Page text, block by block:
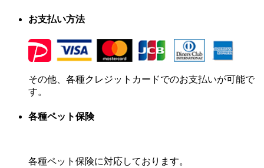
お支払い方法
その他、各種クレジットカードでのお支払いが可能で
す。
各種ペット保険
各種ペット保険に対応しております。